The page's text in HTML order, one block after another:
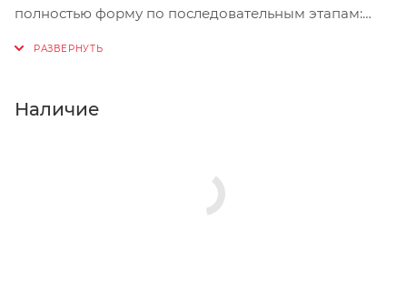
полностью форму по последовательным этапам:
Нажмите кнопку «Оформить заказ».
Наличие